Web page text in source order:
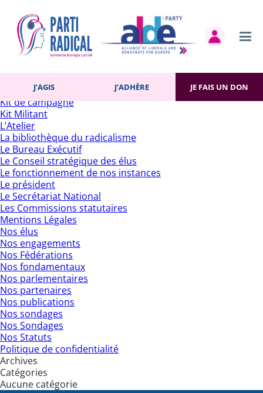
J’AGIS J’ADHÈRE JE FAIS UN DON
Pages
Accueil
Actualités
Contact
J’adhère
Kit de campagne
Kit Militant
L’Atelier
La bibliothèque du radicalisme
Le Bureau Exécutif
Le Conseil stratégique des élus
Le fonctionnement de nos instances
Le président
Le Secrétariat National
Les Commissions statutaires
Mentions Légales
Nos élus
Nos engagements
Nos Fédérations
Nos fondamentaux
Nos parlementaires
Nos partenaires
Nos publications
Nos sondages
Nos Sondages
Nos Statuts
Politique de confidentialité
Archives
Catégories
Aucune catégorie